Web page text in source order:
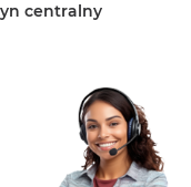
centralny